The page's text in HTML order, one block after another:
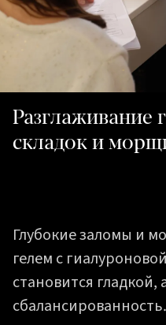
Разглаживание
складок и
Глубокие заломы и
гелем с
становится
сбалансированность.